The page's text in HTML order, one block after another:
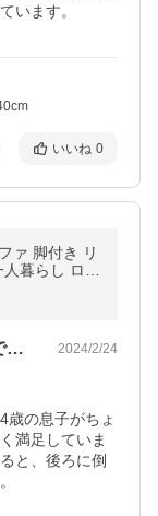
います。
いいね 0
ァ 脚付き リ
暮らし ロー
ンパクト
母と子で座ってちょうどいいサイズです。… 2024/2/24
歳の息子がちょ
満足していま
と、後ろに倒